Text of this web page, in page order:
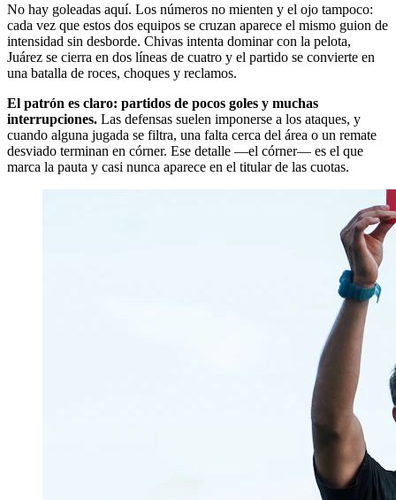
No hay goleadas aquí. Los números no mienten y el ojo tampoco:
cada vez que estos dos equipos se cruzan aparece el mismo guion de
intensidad sin desborde. Chivas intenta dominar con la pelota,
Juárez se cierra en dos líneas de cuatro y el partido se convierte en
una batalla de roces, choques y reclamos.
El patrón es claro: partidos de pocos goles y muchas
interrupciones. Las defensas suelen imponerse a los ataques, y
cuando alguna jugada se filtra, una falta cerca del área o un remate
desviado terminan en córner. Ese detalle —el córner— es el que
marca la pauta y casi nunca aparece en el titular de las cuotas.